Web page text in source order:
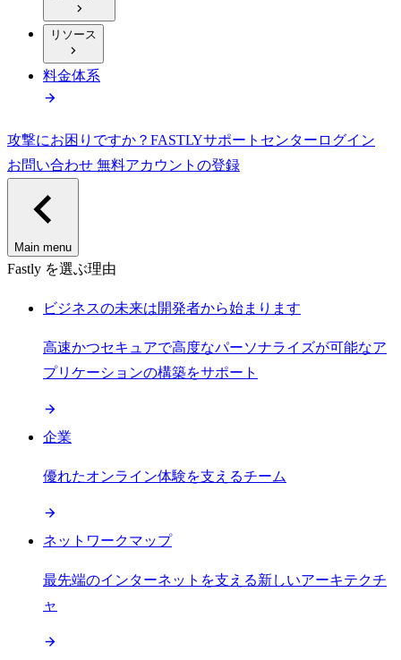
リソース
料金体系
攻撃にお困りですか？ FASTLYサポートセンター ログイン
お問い合わせ 無料アカウントの登録
Main menu
Fastly を選ぶ理由
ビジネスの未来は開発者から始まります
高速かつセキュアで高度なパーソナライズが可能なア
プリケーションの構築をサポート
企業
優れたオンライン体験を支えるチーム
ネットワークマップ
最先端のインターネットを支える新しいアーキテクチ
ャ